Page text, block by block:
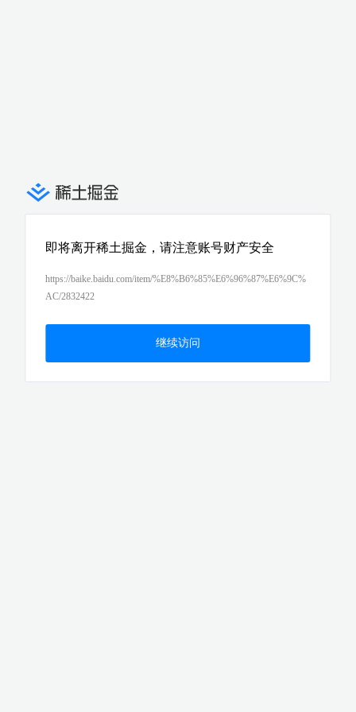
即将离开稀土掘金，请注意账号财产安全
https://baike.baidu.com/item/%E8%B6%85%E6%96%87%E6%9C%
AC/2832422
继续访问